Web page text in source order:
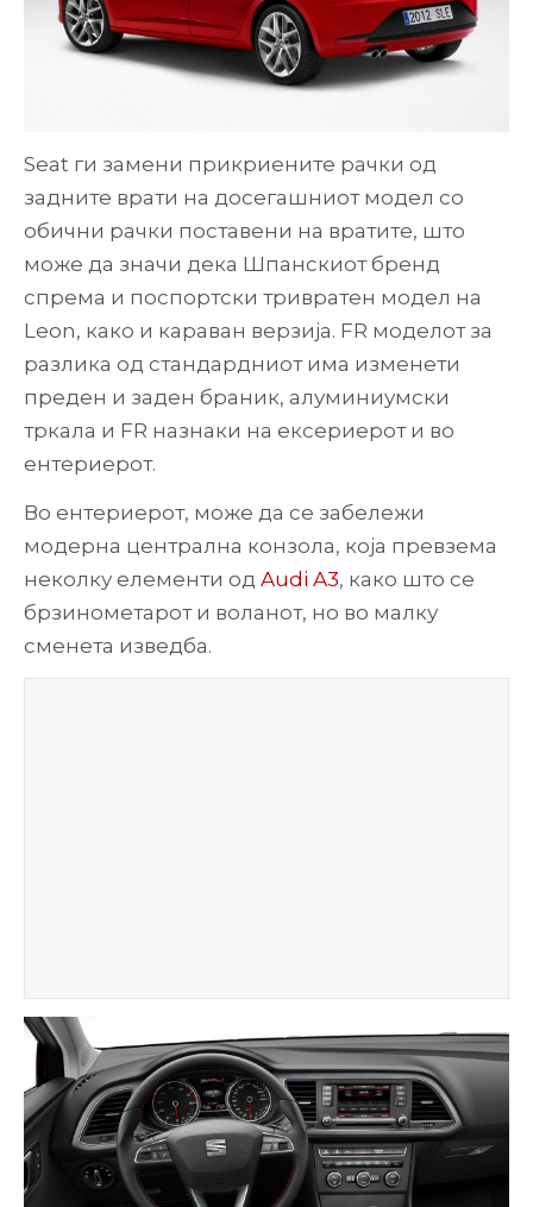
Seat ги замени прикриените рачки од
задните врати на досегашниот модел со
обични рачки поставени на вратите, што
може да значи дека Шпанскиот бренд
спрема и поспортски тривратен модел на
Leon, како и караван верзија. FR моделот за
разлика од стандардниот има изменети
преден и заден браник, алуминиумски
тркала и FR назнаки на ексериерот и во
ентериерот.
Во ентериерот, може да се забележи
модерна централна конзола, која превзема
неколку елементи од Audi A3, како што се
брзинометарот и воланот, но во малку
сменета изведба.